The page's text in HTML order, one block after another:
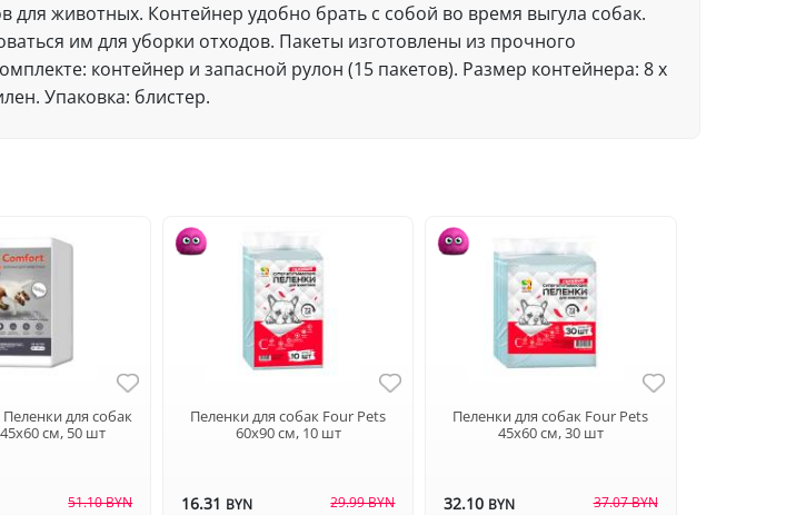
для животных. Контейнер удобно брать с собой во время выгула собак.
им для уборки отходов. Пакеты изготовлены из прочного
контейнер и запасной рулон (15 пакетов). Размер контейнера: 8 х
Упаковка: блистер.
для собак
см, 50 шт
51.10 BYN
Пеленки для собак Four Pets
60х90 см, 10 шт
16.31 BYN 29.99 BYN
Пеленки для собак Four Pets
45х60 см, 30 шт
32.10 BYN 37.07 BYN